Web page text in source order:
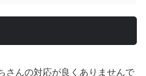
さんの対応が良くありませんで